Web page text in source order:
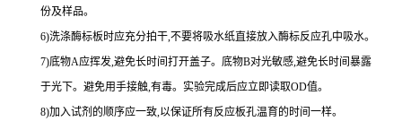
份及样品。
6)洗涤酶标板时应充分拍干,不要将吸水纸直接放入酶标反应孔中吸水。
7)底物A应挥发,避免长时间打开盖子。底物B对光敏感,避免长时间暴露
于光下。避免用手接触,有毒。实验完成后应立即读取OD值。
8)加入试剂的顺序应一致,以保证所有反应板孔温育的时间一样。